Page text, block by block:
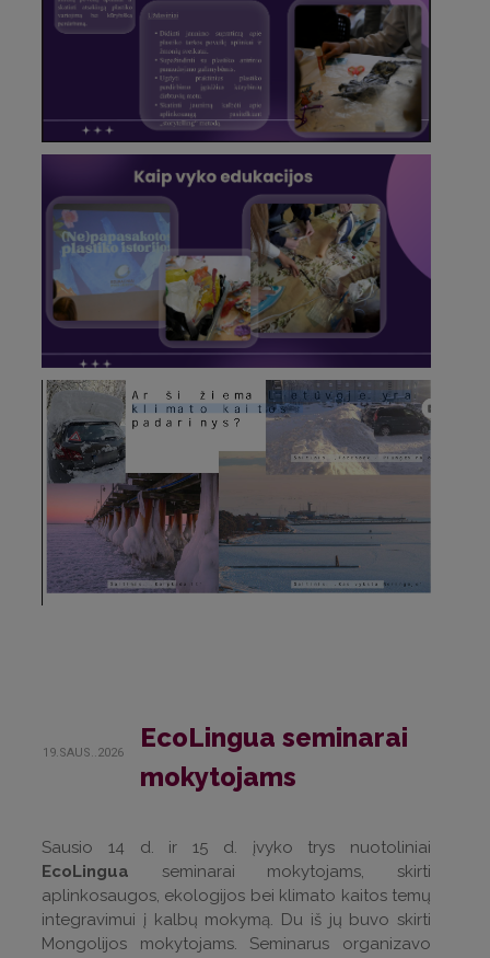
19.SAUS..2026
EcoLingua seminarai
mokytojams
Sausio 14 d. ir 15 d. įvyko trys nuotoliniai
EcoLingua seminarai mokytojams, skirti
aplinkosaugos, ekologijos bei klimato kaitos temų
integravimui į kalbų mokymą. Du iš jų buvo skirti
Mongolijos mokytojams. Seminarus organizavo